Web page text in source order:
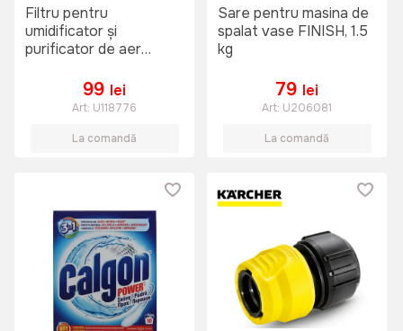
Filtru pentru
umidificator și
purificator de aer
99 lei
Art: U118776
La comandă
Sare pentru masina de
spalat vase FINISH, 1.5
kg
79 lei
Art: U206081
La comandă